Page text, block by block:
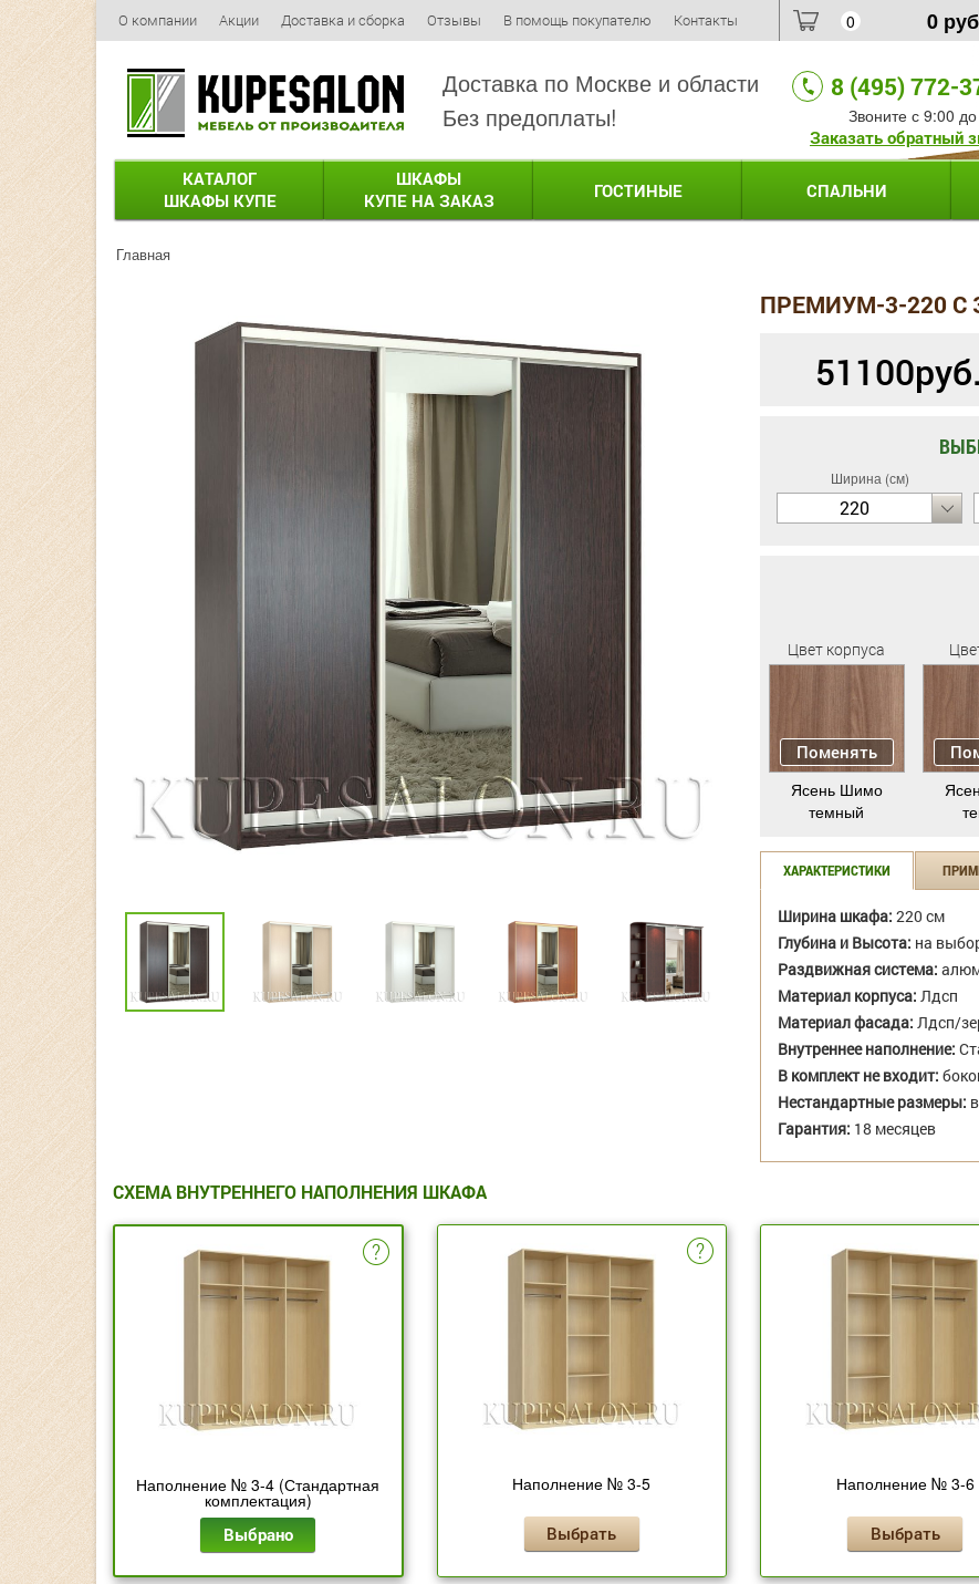
О компании Акции Доставка и сборка Отзывы В помощь покупателю Контакты 0 0
Доставка по Москве и области
Без предоплаты!
8 (495) 772-
Звоните с 9:00
Заказать обратный
КАТАЛОГ
ШКАФЫ КУПЕ
ШКАФЫ
КУПЕ НА ЗАКАЗ
ГОСТИНЫЕ СПАЛЬНИ
Главная
ПРЕМИУМ-3-220
51100руб.
Ширина (см)
220
Цвет корпуса
Поменять
Ясень Шимо
темный
ХАРАКТЕРИСТИКИ
Ширина шкафа: 220 см
Глубина и Высота: на
Раздвижная система:
Материал корпуса: Лдсп
Материал фасада: Лдсп/
Внутреннее наполнение:
В комплект не входит:
Нестандартные размеры:
Гарантия: 18 месяцев
СХЕМА ВНУТРЕННЕГО НАПОЛНЕНИЯ ШКАФА
Наполнение № 3-4 (Стандартная
комплектация)
Выбрано
Наполнение № 3-5
Выбрать
Наполнение № 3-6
Выбрать